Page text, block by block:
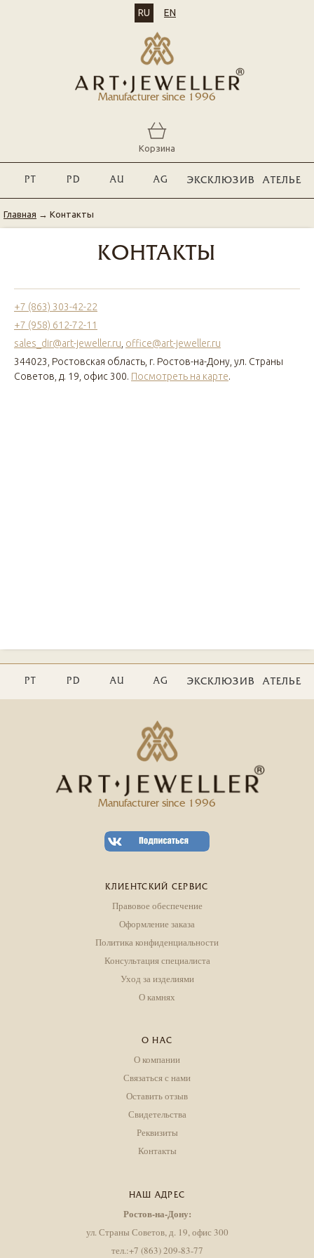
Manufacturer since 1996
RU EN
Корзина
PT PD AU AG ЭКСКЛЮЗИВ АТЕЛЬЕ
Главная → Контакты
КОНТАКТЫ
+7 (863) 303-42-22
+7 (958) 612-72-11
sales_dir@art-jeweller.ru, office@art-jeweller.ru
344023, Ростовская область, г. Ростов-на-Дону, ул. Страны
Советов, д. 19, офис 300. Посмотреть на карте.
PT PD AU AG ЭКСКЛЮЗИВ АТЕЛЬЕ
Manufacturer since 1996
КЛИЕНТСКИЙ СЕРВИС
Правовое обеспечение
Оформление заказа
Политика конфиденциальности
Консультация специалиста
Уход за изделиями
О камнях
О НАС
О компании
Связаться с нами
Оставить отзыв
Свидетельства
Реквизиты
Контакты
НАШ АДРЕС
Ростов-на-Дону:
ул. Страны Советов, д. 19, офис 300
тел.:+7 (863) 209-83-77